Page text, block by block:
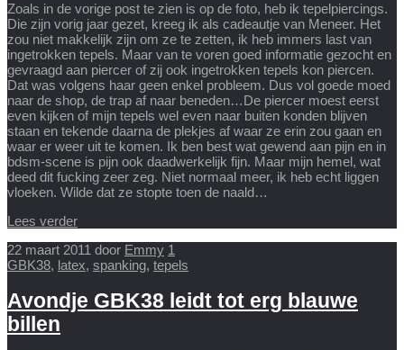
Zoals in de vorige post te zien is op de foto, heb ik tepelpiercings.
Die zijn vorig jaar gezet, kreeg ik als cadeautje van Meneer. Het
zou niet makkelijk zijn om ze te zetten, ik heb immers last van
ingetrokken tepels. Maar van te voren goed informatie gezocht en
gevraagd aan piercer of zij ook ingetrokken tepels kon piercen.
Dat was volgens haar geen enkel probleem. Dus vol goede moed
naar de shop, de trap af naar beneden…De piercer moest eerst
even kijken of mijn tepels wel even naar buiten konden blijven
staan en tekende daarna de plekjes af waar ze erin zou gaan en
waar er weer uit te komen. Ik ben best wat gewend aan pijn en in
bdsm-scene is pijn ook daadwerkelijk fijn. Maar mijn hemel, wat
deed dit fucking zeer zeg. Niet normaal meer, ik heb echt liggen
vloeken. Wilde dat ze stopte toen de naald…
Lees verder
22 maart 2011 door Emmy 1
GBK38, latex, spanking, tepels
Avondje GBK38 leidt tot erg blauwe
billen